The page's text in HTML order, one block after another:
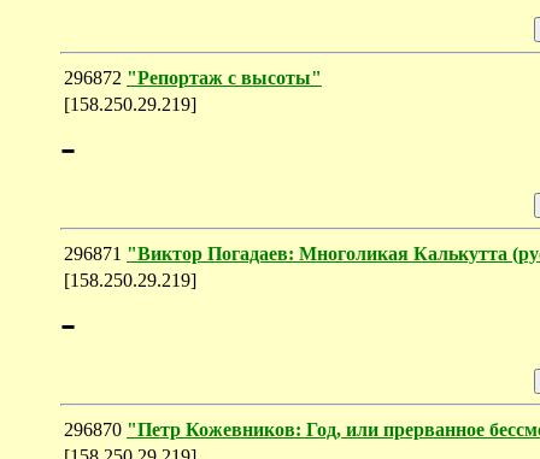
296872 "Репортаж с высоты"
[158.250.29.219]
-
296871 "Виктор Погадаев: Многоликая Калькутта
[158.250.29.219]
-
296870 "Петр Кожевников: Год, или прерванное